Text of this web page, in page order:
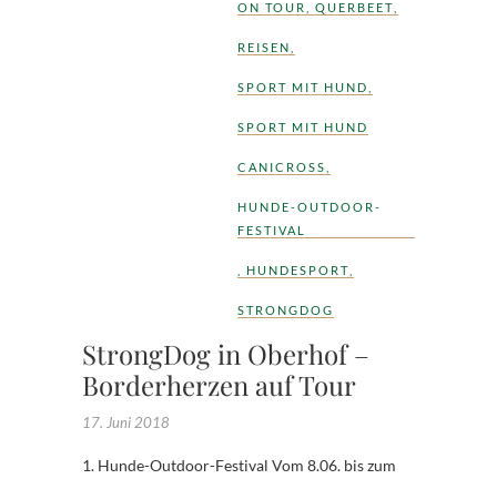
ON TOUR QUERBEET
REISEN
SPORT MIT HUND
SPORT MIT HUND
CANICROSS
HUNDE-OUTDOOR-
FESTIVAL
HUNDESPORT
STRONGDOG
StrongDog in Oberhof –
Borderherzen auf Tour
17. Juni 2018
1. Hunde-Outdoor-Festival Vom 8.06. bis zum